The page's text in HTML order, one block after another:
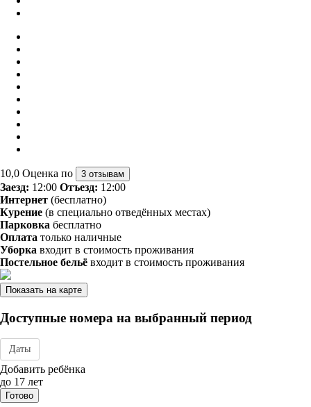
10,0 Оценка по 3 отзывам
Заезд: 12:00 Отъезд: 12:00
Интернет (бесплатно)
Курение (в специально отведённых местах)
Парковка бесплатно
Оплата только наличные
Уборка входит в стоимость проживания
Постельное бельё входит в стоимость проживания
Показать на карте
Доступные номера на выбранный период
Даты
Дата заезда - отъезда
Добавить ребёнка
до 17 лет
Готово